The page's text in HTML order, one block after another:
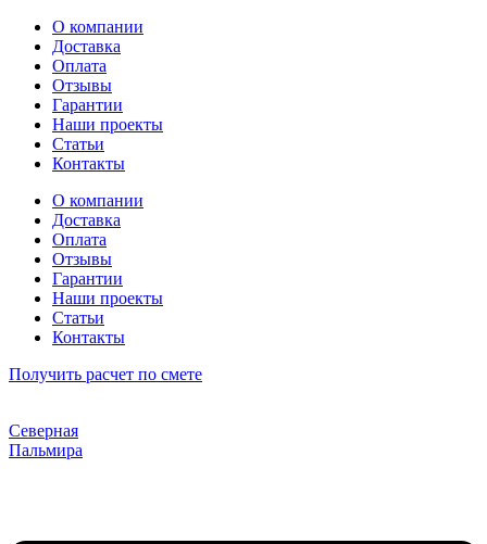
Перейти
содержимому
О компании
Доставка
Оплата
Отзывы
Гарантии
Наши проекты
Статьи
Контакты
О компании
Доставка
Оплата
Отзывы
Гарантии
Наши проекты
Статьи
Контакты
Получить расчет по смете
Северная
Пальмира